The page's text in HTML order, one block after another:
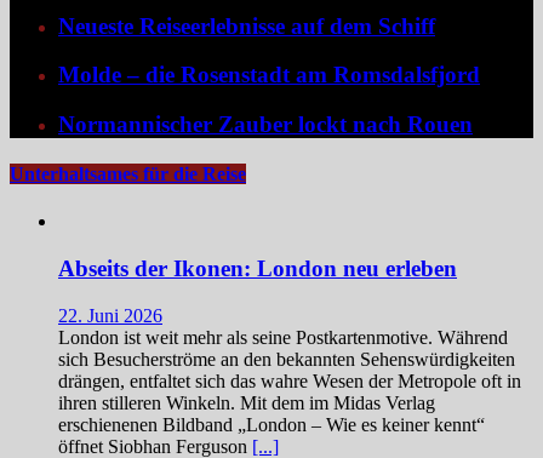
Neueste Reiseerlebnisse auf dem Schiff
Molde – die Rosenstadt am Romsdalsfjord
Normannischer Zauber lockt nach Rouen
Unterhaltsames für die Reise
Abseits der Ikonen: London neu erleben
22. Juni 2026
London ist weit mehr als seine Postkartenmotive. Während
sich Besucherströme an den bekannten Sehenswürdigkeiten
drängen, entfaltet sich das wahre Wesen der Metropole oft in
ihren stilleren Winkeln. Mit dem im Midas Verlag
erschienenen Bildband „London – Wie es keiner kennt“
öffnet Siobhan Ferguson [...]